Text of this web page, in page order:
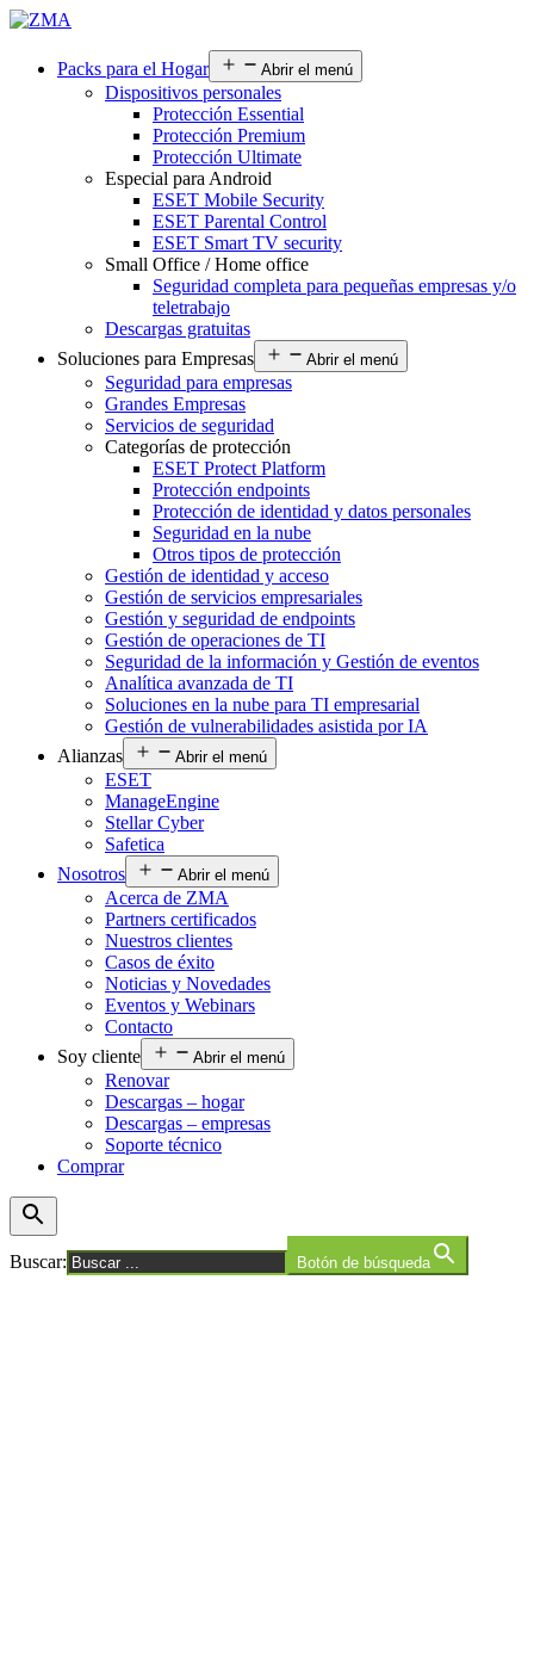
Packs para el Hogar Abrir el menú
Dispositivos personales
Protección Essential
Protección Premium
Protección Ultimate
Especial para Android
ESET Mobile Security
ESET Parental Control
ESET Smart TV security
Small Office / Home office
Seguridad completa para pequeñas empresas y/o
teletrabajo
Descargas gratuitas
Soluciones para Empresas
Abrir el menú
Seguridad para empresas
Grandes Empresas
Servicios de seguridad
Categorías de protección
ESET Protect Platform
Protección endpoints
Protección de identidad y datos personales
Seguridad en la nube
Otros tipos de protección
Gestión de identidad y acceso
Gestión de servicios empresariales
Gestión y seguridad de endpoints
Gestión de operaciones de TI
Seguridad de la información y Gestión de eventos
Analítica avanzada de TI
Soluciones en la nube para TI empresarial
Gestión de vulnerabilidades asistida por IA
Alianzas
Abrir el menú
ESET
ManageEngine
Stellar Cyber
Safetica
Nosotros
Abrir el menú
Acerca de ZMA
Partners certificados
Nuestros clientes
Casos de éxito
Noticias y Novedades
Eventos y Webinars
Contacto
Soy cliente
Abrir el menú
Renovar
Descargas – hogar
Descargas – empresas
Soporte técnico
Comprar
Buscar: Botón de búsqueda